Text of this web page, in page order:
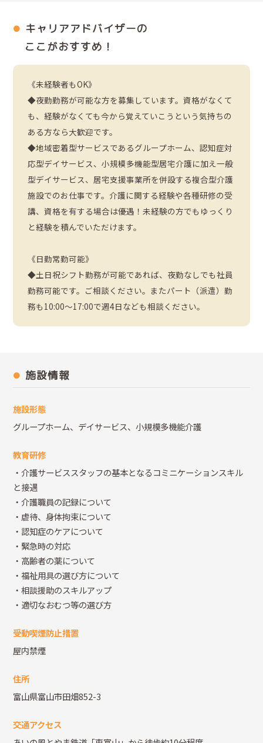
キャリアアドバイザーの
ここがおすすめ！
《未経験者もOK》
◆夜勤勤務が可能な方を募集しています。資格がなくて
も、経験がなくても今から覚えていこうという気持ちの
ある方なら大歓迎です。
◆地域密着型サービスであるグループホーム、認知症対
応型デイサービス、小規模多機能型居宅介護に加え一般
型デイサービス、居宅支援事業所を併設する複合型介護
施設でのお仕事です。介護に関する経験や各種研修の受
講、資格を有する場合は優遇！未経験の方でもゆっくり
と経験を積んでいただけます。
《日勤常勤可能》
◆土日祝シフト勤務が可能であれば、夜勤なしでも社員
勤務可能です。ご相談ください。またパート（派遣）勤
務も10:00～17:00で週4日なども相談ください。
施設情報
施設形態
グループホーム、デイサービス、小規模多機能介護
教育研修
・介護サービススタッフの基本となるコミニケーションスキル
と接遇
・介護職員の記録について
・虐待、身体拘束について
・認知症のケアについて
・緊急時の対応
・高齢者の薬について
・福祉用具の選び方について
・相談援助のスキルアップ
・適切なおむつ等の選び方
受動喫煙防止措置
屋内禁煙
住所
富山県富山市田畑852-3
交通アクセス